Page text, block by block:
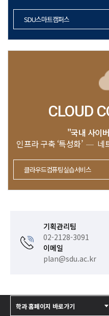
SDU스마트캠퍼스
CLOUD
"국내 사이
인프라 구축 ‘특성화’
네
클라우드컴퓨팅실습서비스
기획관리팀
02-2128-3091
이메일
plan@sdu.ac.kr
학과 홈페이지 바로가기